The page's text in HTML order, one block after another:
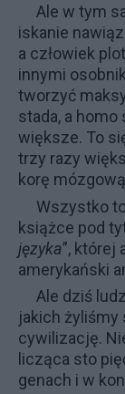
Ale w tym
iskanie
a człowiek
innymi
tworzyć
stada, a
większe. To
trzy razy
korę
Wszystko
książce pod
języka”, której
amerykański
Ale dziś
jakich żyliśmy
cywilizację.
licząca sto
genach i w